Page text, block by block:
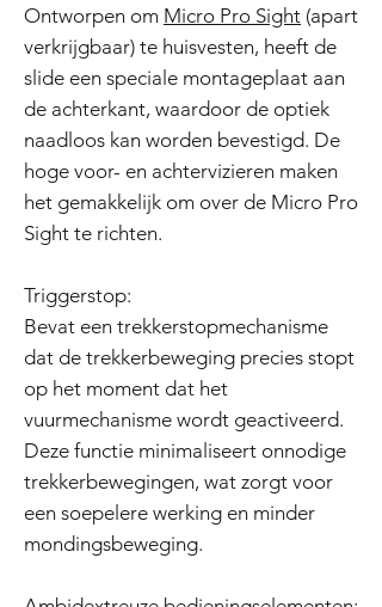
Ontworpen om Micro Pro Sight (apart
verkrijgbaar) te huisvesten, heeft de
slide een speciale montageplaat aan
de achterkant, waardoor de optiek
naadloos kan worden bevestigd. De
hoge voor- en achtervizieren maken
het gemakkelijk om over de Micro Pro
Sight te richten.
Triggerstop:
Bevat een trekkerstopmechanisme
dat de trekkerbeweging precies stopt
op het moment dat het
vuurmechanisme wordt geactiveerd.
Deze functie minimaliseert onnodige
trekkerbewegingen, wat zorgt voor
een soepelere werking en minder
mondingsbeweging.